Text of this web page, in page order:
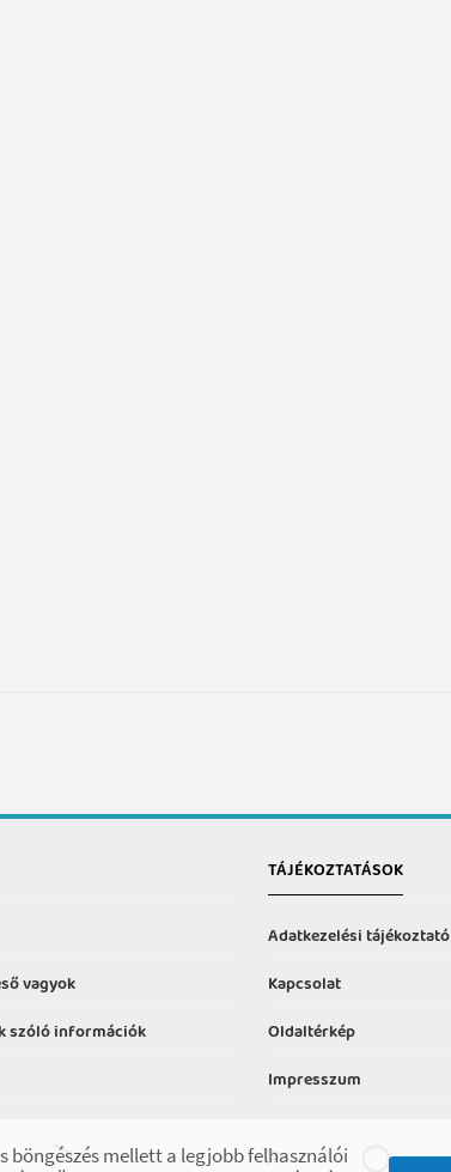
vagyok
szóló információk
TÁJÉKOZTATÁSOK
Adatkezelési tájékoztató
Kapcsolat
Oldaltérkép
Impresszum
mellett a legjobb felhasználói